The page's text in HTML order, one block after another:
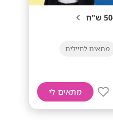
מתאים לחיילים
מתאים לי